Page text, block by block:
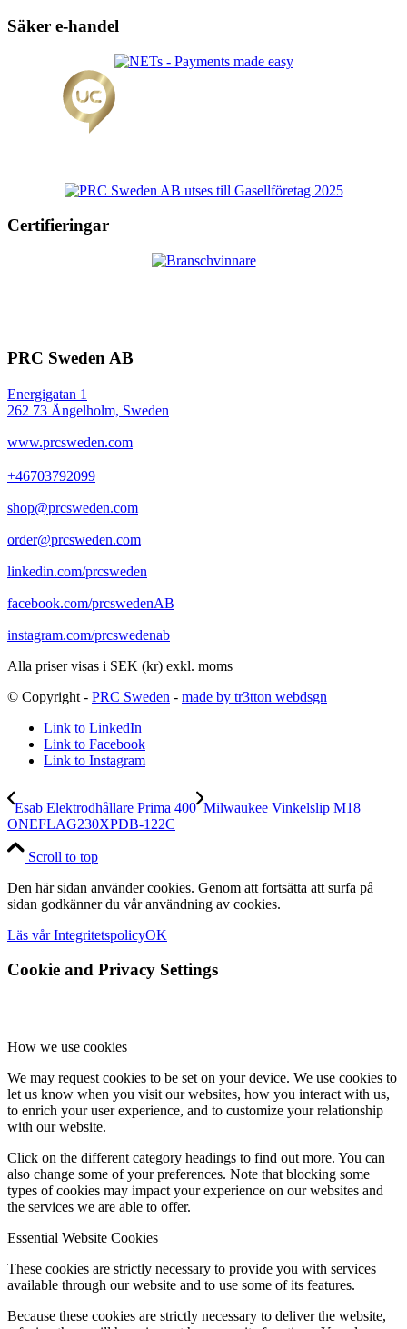
Säker e-handel
Certifieringar
PRC Sweden AB
Energigatan 1
262 73 Ängelholm, Sweden
www.prcsweden.com
+46703792099
shop@prcsweden.com
order@prcsweden.com
linkedin.com/prcsweden
facebook.com/prcswedenAB
instagram.com/prcswedenab
Alla priser visas i SEK (kr) exkl. moms
© Copyright - PRC Sweden - made by tr3tton webdsgn
Link to LinkedIn
Link to Facebook
Link to Instagram
Esab Elektrodhållare Prima 400 Milwaukee Vinkelslip M18
ONEFLAG230XPDB-122C
Scroll to top
Den här sidan använder cookies. Genom att fortsätta att surfa på
sidan godkänner du vår användning av cookies.
Läs vår IntegritetspolicyOK
Cookie and Privacy Settings
How we use cookies
We may request cookies to be set on your device. We use cookies to
let us know when you visit our websites, how you interact with us,
to enrich your user experience, and to customize your relationship
with our website.
Click on the different category headings to find out more. You can
also change some of your preferences. Note that blocking some
types of cookies may impact your experience on our websites and
the services we are able to offer.
Essential Website Cookies
These cookies are strictly necessary to provide you with services
available through our website and to use some of its features.
Because these cookies are strictly necessary to deliver the website,